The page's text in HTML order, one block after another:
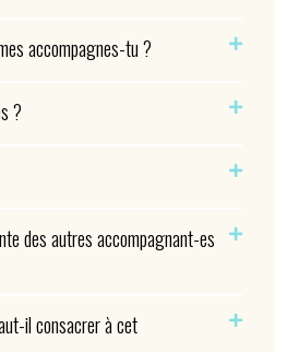
accompagnes-tu ?
?
des autres accompagnant-es
il consacrer à cet